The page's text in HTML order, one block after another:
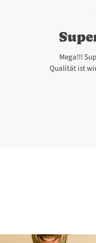
Mega!!!
Qualität ist